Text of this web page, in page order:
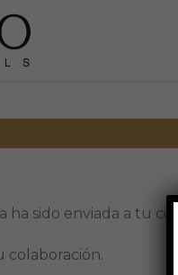
ha sido enviada a tu
colaboración.